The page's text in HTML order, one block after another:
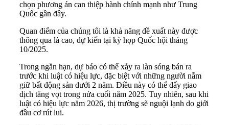
chọn phương án can thiệp hành chính mạnh như Trung
Quốc gần đây.
Quan điểm của chúng tôi là khả năng đề xuất này được
thông qua là cao, dự kiến tại kỳ họp Quốc hội tháng
10/2025.
Trong ngắn hạn, dự báo có thể xảy ra làn sóng bán ra
trước khi luật có hiệu lực, đặc biệt với những người nắm
giữ bất động sản dưới 2 năm. Điều này có thể đẩy giao
dịch tăng vọt trong nửa cuối năm 2025. Tuy nhiên, sau khi
luật có hiệu lực năm 2026, thị trường sẽ nguội lạnh do giới
đầu cơ rút lui.